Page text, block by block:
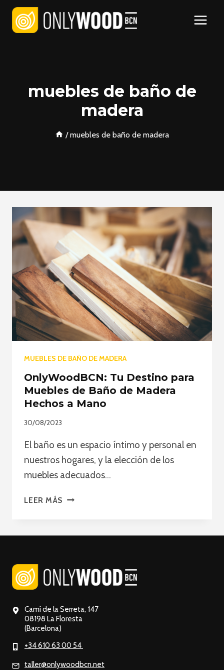
Saltar
contenido
muebles de baño de
madera
/ muebles de baño de madera
MUEBLES DE BAÑO DE MADERA
OnlyWoodBCN: Tu Destino para
Muebles de Baño de Madera
Hechos a Mano
30/08/2023
El baño es un espacio íntimo y personal en
nuestros hogares, y la elección de los
muebles adecuados…
LEER MÁS ONLYWOODBCN:
PARA
BAÑO
DE
HECHOS
A
Camí de la Serreta, 147
08198 La Floresta
(Barcelona)
+34 610 63 00 54
taller@onlywoodbcn.net